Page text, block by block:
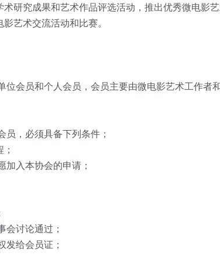
究成果和艺术作品评选活动，推出优秀微电影艺
术交流活动和比赛。
员和个人会员，会员主要由微电影艺术工作者
，必须具备下列条件；
入本协会的申请；
讨论通过；
给会员证；